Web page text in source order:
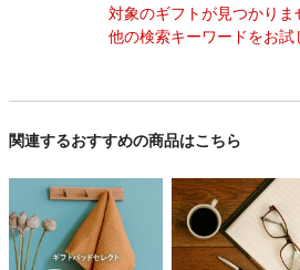
対象のギフトが見つかりま
他の検索キーワードをお試
関連するおすすめの商品はこちら